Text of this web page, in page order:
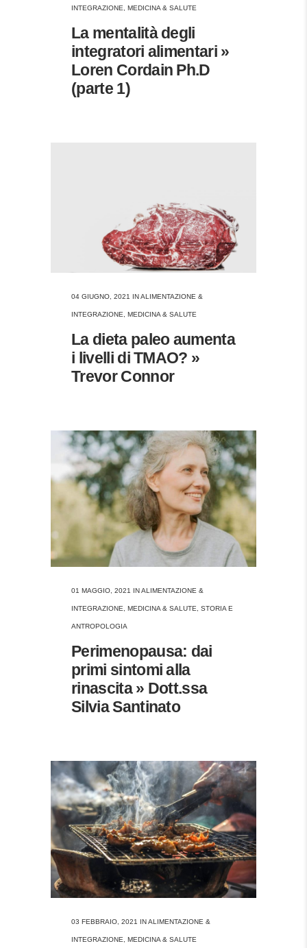
INTEGRAZIONE MEDICINA & SALUTE
La mentalità degli
integratori alimentari »
Loren Cordain Ph.D
(parte 1)
04 GIUGNO, 2021 INALIMENTAZIONE &
INTEGRAZIONE, MEDICINA & SALUTE
La dieta paleo aumenta
i livelli di TMAO? »
Trevor Connor
01 MAGGIO, 2021 INALIMENTAZIONE &
INTEGRAZIONE MEDICINA & SALUTE STORIA E
ANTROPOLOGIA
Perimenopausa: dai
primi sintomi alla
rinascita » Dott.ssa
Silvia Santinato
03 FEBBRAIO, 2021 INALIMENTAZIONE &
INTEGRAZIONE MEDICINA & SALUTE